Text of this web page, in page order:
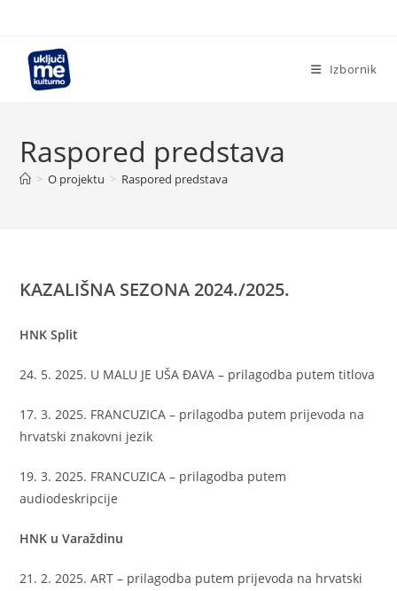
sadržaj
Izbornik
Raspored predstava
> O projektu > Raspored predstava
KAZALIŠNA SEZONA 2024./2025.
HNK Split
24. 5. 2025. U MALU JE UŠA ĐAVA – prilagodba putem titlova
17. 3. 2025. FRANCUZICA – prilagodba putem prijevoda na
hrvatski znakovni jezik
19. 3. 2025. FRANCUZICA – prilagodba putem
audiodeskripcije
HNK u Varaždinu
21. 2. 2025. ART – prilagodba putem prijevoda na hrvatski